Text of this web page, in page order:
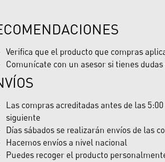
Verifica que el producto que compras
Comunícate con un asesor si tienes
Las compras acreditadas antes de las
siguiente
Días sábados se realizarán envíos de las
Hacemos envíos a nivel nacional
Puedes recoger el producto